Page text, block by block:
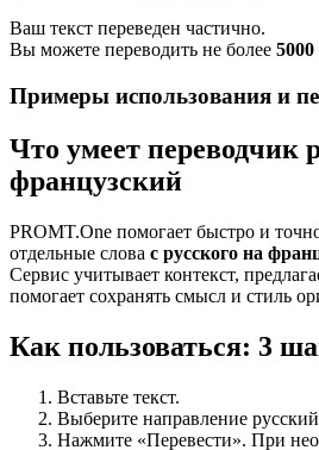
Ваш текст переведен частично.
Вы можете переводить не более 5000
Примеры использования и
Что умеет переводчик
французский
PROMT.One помогает быстро и
отдельные слова с русского на
Сервис учитывает контекст,
помогает сохранять смысл и стиль
Как пользоваться: 3
Вставьте текст.
Выберите направление
Нажмите «Перевести». При